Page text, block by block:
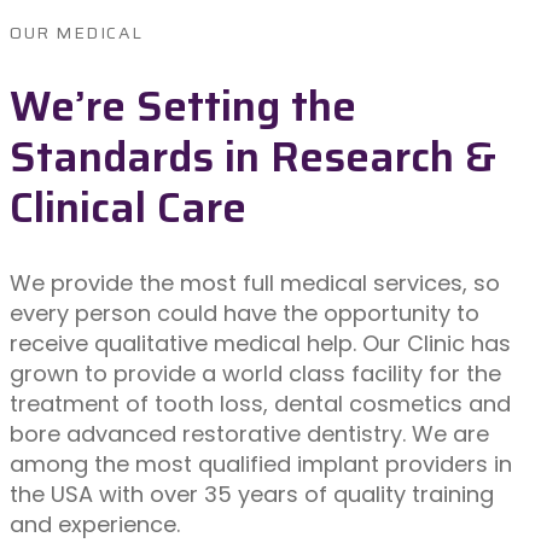
OUR MEDICAL
We’re Setting the
Standards in Research &
Clinical Care
We provide the most full medical services, so
every person could have the opportunity to
receive qualitative medical help. Our Clinic has
grown to provide a world class facility for the
treatment of tooth loss, dental cosmetics and
bore advanced restorative dentistry. We are
among the most qualified implant providers in
the USA with over 35 years of quality training
and experience.